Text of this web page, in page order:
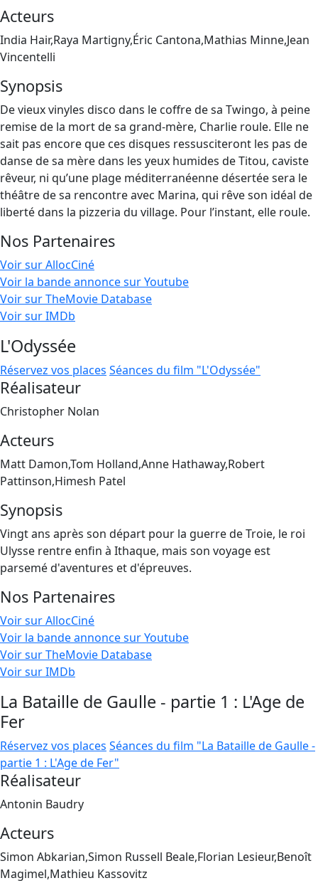
Acteurs
India Hair,Raya Martigny,Éric Cantona,Mathias Minne,Jean
Vincentelli
Synopsis
De vieux vinyles disco dans le coffre de sa Twingo, à peine
remise de la mort de sa grand-mère, Charlie roule. Elle ne
sait pas encore que ces disques ressusciteront les pas de
danse de sa mère dans les yeux humides de Titou, caviste
rêveur, ni qu’une plage méditerranéenne désertée sera le
théâtre de sa rencontre avec Marina, qui rêve son idéal de
liberté dans la pizzeria du village. Pour l’instant, elle roule.
Nos Partenaires
Voir sur AllocCiné
Voir la bande annonce sur Youtube
Voir sur TheMovie Database
Voir sur IMDb
L'Odyssée
Réservez vos places Séances du film "L'Odyssée"
Réalisateur
Christopher Nolan
Acteurs
Matt Damon,Tom Holland,Anne Hathaway,Robert
Pattinson,Himesh Patel
Synopsis
Vingt ans après son départ pour la guerre de Troie, le roi
Ulysse rentre enfin à Ithaque, mais son voyage est
parsemé d'aventures et d'épreuves.
Nos Partenaires
Voir sur AllocCiné
Voir la bande annonce sur Youtube
Voir sur TheMovie Database
Voir sur IMDb
La Bataille de Gaulle - partie 1 : L'Age de
Fer
Réservez vos places Séances du film "La Bataille de Gaulle -
partie 1 : L'Age de Fer"
Réalisateur
Antonin Baudry
Acteurs
Simon Abkarian,Simon Russell Beale,Florian Lesieur,Benoît
Magimel,Mathieu Kassovitz